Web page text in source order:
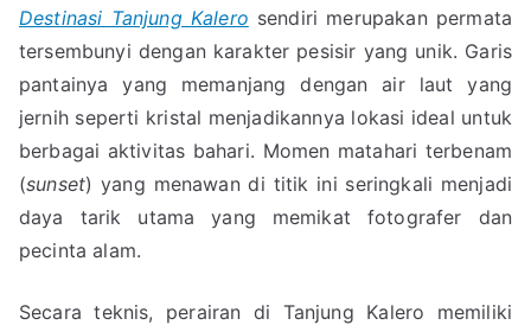
Destinasi Tanjung Kalero sendiri merupakan permata
tersembunyi dengan karakter pesisir yang unik. Garis
pantainya yang memanjang dengan air laut yang
jernih seperti kristal menjadikannya lokasi ideal untuk
berbagai aktivitas bahari. Momen matahari terbenam
(sunset) yang menawan di titik ini seringkali menjadi
daya tarik utama yang memikat fotografer dan
pecinta alam.
Secara teknis, perairan di Tanjung Kalero memiliki